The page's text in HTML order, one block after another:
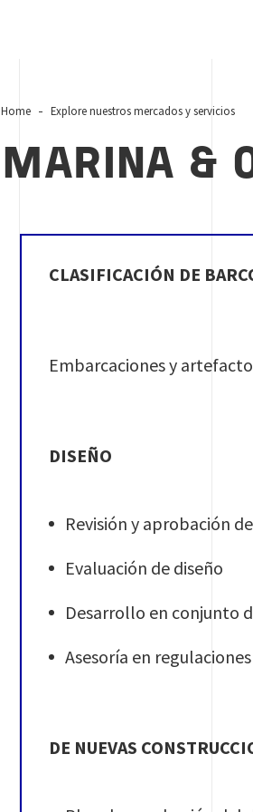
Home Explore nuestros mercados y servicios
MARINA &
CLASIFICACIÓN DE
Embarcaciones y
DISEÑO
Revisión y aprobación
Evaluación de diseño
Desarrollo en conjunto
Asesoría en
DE NUEVAS